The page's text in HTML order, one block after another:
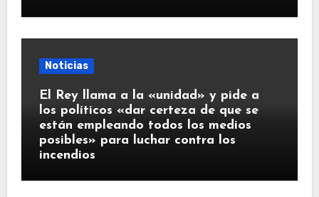
Noticias
El Rey llama a la «unidad» y pide a
los políticos «dar certeza de que se
están empleando todos los medios
posibles» para luchar contra los
incendios